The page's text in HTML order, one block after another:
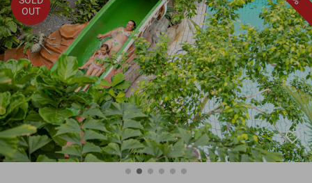
7 dagen per week beschikbaar
10+ miljoen leden
OUT
favorite_border